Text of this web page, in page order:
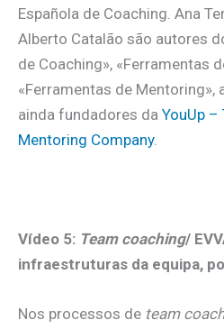
Española de Coaching. Ana
Alberto Catalão são autores
de Coaching», «Ferramentas
«Ferramentas de Mentoring»,
ainda fundadores da YouUp –
Mentoring Company.
Vídeo 5: Team coaching/
infraestruturas da equipa,
Nos processos de team